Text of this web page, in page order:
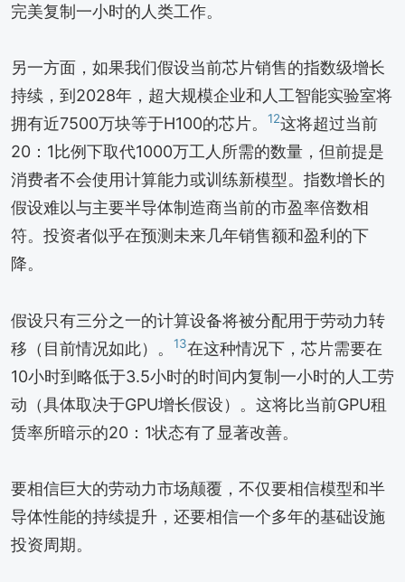
完美复制一小时的人类工作。
另一方面，如果我们假设当前芯片销售的指数级增长
持续，到2028年，超大规模企业和人工智能实验室将
拥有近7500万块等于H100的芯片。
12这将超过当前
20：1比例下取代1000万工人所需的数量，但前提是
消费者不会使用计算能力或训练新模型。指数增长的
假设难以与主要半导体制造商当前的市盈率倍数相
符。投资者似乎在预测未来几年销售额和盈利的下
降。
假设只有三分之一的计算设备将被分配用于劳动力转
移（目前情况如此）。
13在这种情况下，芯片需要在
10小时到略低于3.5小时的时间内复制一小时的人工劳
动（具体取决于GPU增长假设）。这将比当前GPU租
赁率所暗示的20：1状态有了显著改善。
要相信巨大的劳动力市场颠覆，不仅要相信模型和半
导体性能的持续提升，还要相信一个多年的基础设施
投资周期。